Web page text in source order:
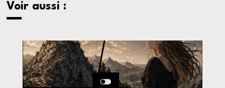
Voir aussi :